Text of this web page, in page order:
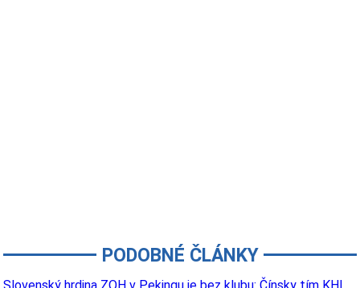
PODOBNÉ ČLÁNKY